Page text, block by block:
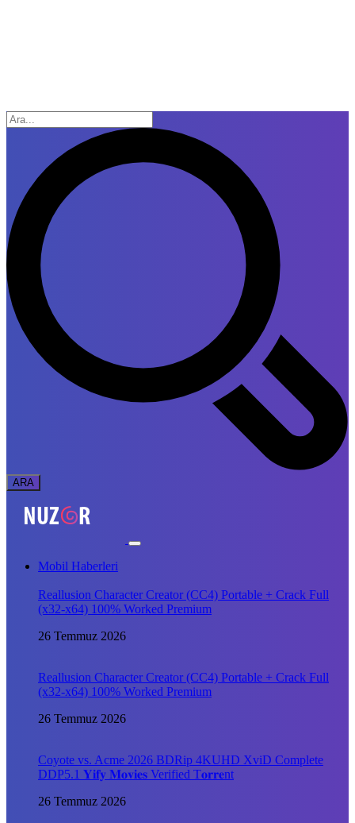
Mobil Haberleri
Reallusion Character Creator (CC4) Portable + Crack Full
(x32-x64) 100% Worked Premium
26 Temmuz 2026
Reallusion Character Creator (CC4) Portable + Crack Full
(x32-x64) 100% Worked Premium
26 Temmuz 2026
Coyote vs. Acme 2026 BDRip 4KUHD XviD Complete
DDP5.1 𝐘𝐢𝐟𝐲 𝐌𝐨𝐯𝐢𝐞𝐬 Verified T𝐨𝐫𝐫𝐞nt
26 Temmuz 2026